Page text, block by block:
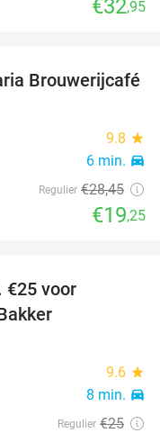
€32,95
32%
Brouwerijcafé
9.8 star
6 min. directions_car
Regulier €28,45
€19,25
€25 voor
9.6 star
8 min. directions_car
Regulier €25